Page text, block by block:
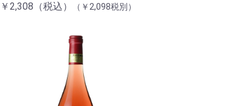
￥2,308（税込）
（￥2,098税別）